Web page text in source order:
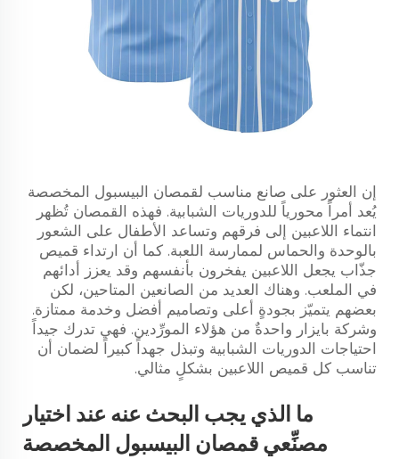
إن العثور على صانع مناسب لقمصان البيسبول المخصصة
يُعد أمراً محورياً للدوريات الشبابية. فهذه القمصان تُظهر
انتماء اللاعبين إلى فرقهم وتساعد الأطفال على الشعور
بالوحدة والحماس لممارسة اللعبة. كما أن ارتداء قميص
جذّاب يجعل اللاعبين يفخرون بأنفسهم وقد يعزز أدائهم
في الملعب. وهناك العديد من الصانعين المتاحين، لكن
بعضهم يتميّز بجودةٍ أعلى وتصاميم أفضل وخدمة ممتازة.
وشركة بايزار واحدةٌ من هؤلاء المورِّدين. فهي تدرك جيداً
احتياجات الدوريات الشبابية وتبذل جهداً كبيراً لضمان أن
تناسب كل قميص اللاعبين بشكلٍ مثالي.
ما الذي يجب البحث عنه عند اختيار
مصنِّعي قمصان البيسبول المخصصة